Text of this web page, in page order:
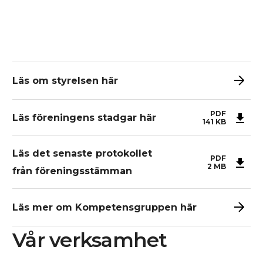
Läs om styrelsen här
Läs föreningens stadgar här
PDF
141 KB
Läs det senaste protokollet
från föreningsstämman
PDF
2 MB
Läs mer om Kompetensgruppen här
Vår verksamhet